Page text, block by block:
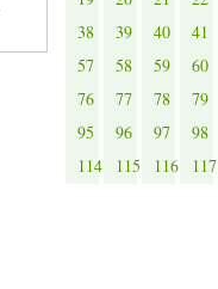
38
39 40 41
57
58 59 60
76
77 78 79
95
96 97 98
114
115 116 117